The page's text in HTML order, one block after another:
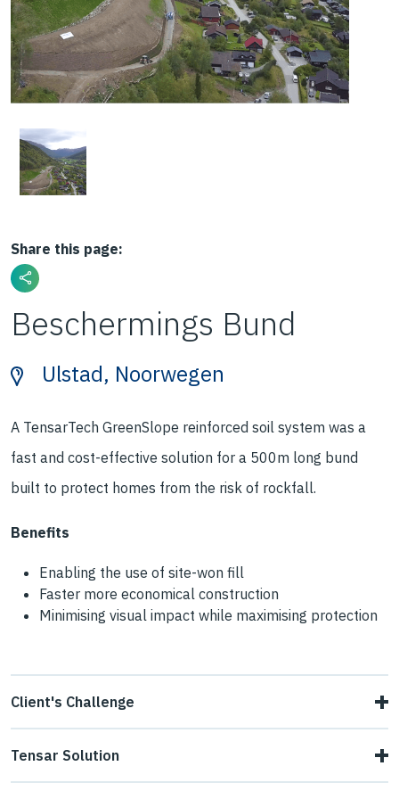
Share this page:
Beschermings Bund
Ulstad, Noorwegen
A TensarTech GreenSlope reinforced soil system was a
fast and cost-effective solution for a 500m long bund
built to protect homes from the risk of rockfall.
Benefits
Enabling the use of site-won fill
Faster more economical construction
Minimising visual impact while maximising protection
Client's Challenge
A new rockfall protection bund was needed above homes
Tensar Solution